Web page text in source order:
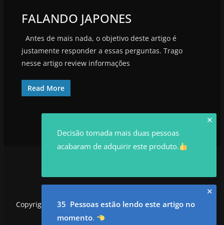
FALANDO JAPONES
Antes de mais nada, o objetivo deste artigo é
justamente responder a essas perguntas. Trago
nesse artigo review informações
Read More
Copyright © 2026utilidadesrowan.com. Todos os direitos
reservados.
✕
Decisão tomada mais duas pessoas
acabaram de adquirir este produto.
✕
35 Pessoas estão lendo este artigo no
momento.